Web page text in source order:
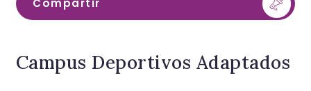
Compartir
Campus Deportivos Adaptados